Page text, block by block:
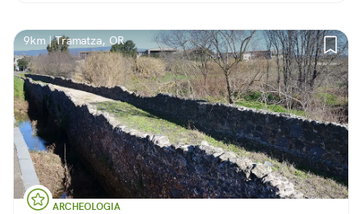
9km | Tramatza, OR
ARCHEOLOGIA